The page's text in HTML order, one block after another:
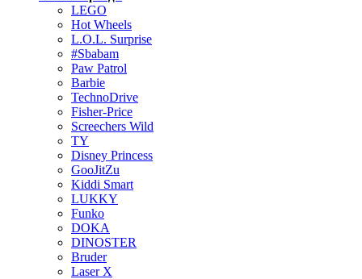
LEGO
Hot Wheels
L.O.L. Surprise
#Sbabam
Paw Patrol
Barbie
TechnoDrive
Fisher-Price
Screechers Wild
TY
Disney Princess
GooJitZu
Kiddi Smart
LUKKY
Funko
DOKA
DINOSTER
Bruder
Laser X